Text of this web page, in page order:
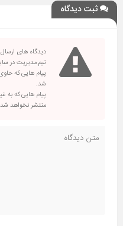
ثبت دیدگاه
دیدگاه های
تیم مدیریت در
پیام هایی که
شد.
پیام هایی که به
منتشر نخواهد